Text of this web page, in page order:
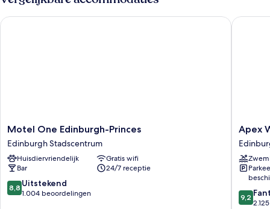
for
One)
Motel
One
Edinburgh-
Princes
Edinburgh
Stadscentrum
Motel One Edinburgh-Princes
Edinburgh Stadscentrum
Huisdiervriendelijk
Gratis wifi
Bar
24/7 receptie
8.8
van
8,8 Uitstekend
1.004 beoordelingen
Motel One Edinburgh-Princes
Apex
Place
Hotel
Apex
9.2
van
9,2
Apex